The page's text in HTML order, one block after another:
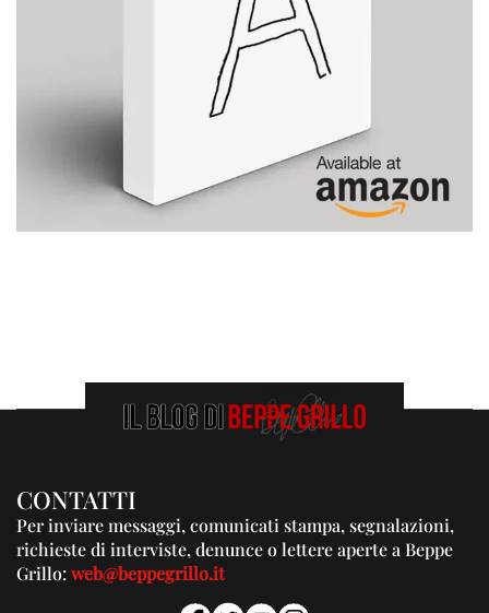
CONTATTI
Per inviare messaggi, comunicati stampa, segnalazioni,
richieste di interviste, denunce o lettere aperte a Beppe
Grillo:web@beppegrillo.it